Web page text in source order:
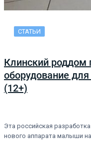
СТАТЬИ
Клинский роддом
оборудование
(12+)
Эта российская
нового аппарата малыши